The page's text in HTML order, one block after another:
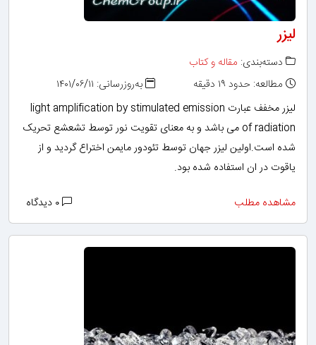
لیزر
دسته‌بندی: مقاله و کتاب
مطالعه: حدود ۱۹ دقیقه
به‌روزرسانی: ۱۴۰۱/۰۶/۱۱
لیزر مخفف عبارت light amplification by stimulated emission
of radiation می باشد و به معنای تقویت نور توسط تشعشع تحریک
شده است.اولین لیزر جهان توسط تئودور مایمن اختراع گردید و از
یاقوت در ان استفاده شده بود.
مشاهده مطلب